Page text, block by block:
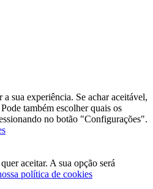
sua experiência. Se achar aceitável,
também escolher quais os
no botão "Configurações".
aceitar. A sua opção será
política de cookies